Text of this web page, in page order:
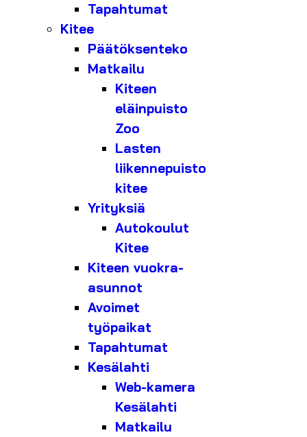
Tapahtumat
Kitee
Päätöksenteko
Matkailu
Kiteen
eläinpuisto
Zoo
Lasten
liikennepuisto
kitee
Yrityksiä
Autokoulut
Kitee
Kiteen vuokra-
asunnot
Avoimet
työpaikat
Tapahtumat
Kesälahti
Web-kamera
Kesälahti
Matkailu